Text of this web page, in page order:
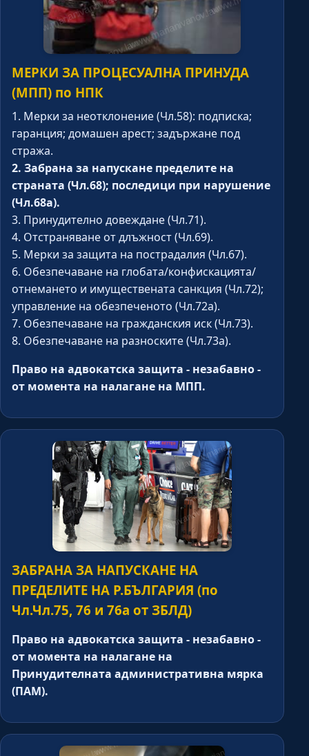
МЕРКИ ЗА ПРОЦЕСУАЛНА ПРИНУДА
(МПП) по НПК
1. Мерки за неотклонение (Чл.58): подписка;
гаранция; домашен арест; задържане под
стража.
2. Забрана за напускане пределите на
страната (Чл.68); последици при нарушение
(Чл.68а).
3. Принудително довеждане (Чл.71).
4. Отстраняване от длъжност (Чл.69).
5. Мерки за защита на пострадалия (Чл.67).
6. Обезпечаване на глобата/конфискацията/
отнемането и имуществената санкция (Чл.72);
управление на обезпеченото (Чл.72а).
7. Обезпечаване на гражданския иск (Чл.73).
8. Обезпечаване на разноските (Чл.73а).
Право на адвокатска защита - незабавно -
от момента на налагане на МПП.
ЗАБРАНА ЗА НАПУСКАНЕ НА
ПРЕДЕЛИТЕ НА Р.БЪЛГАРИЯ (по
Чл.Чл.75, 76 и 76а от ЗБЛД)
Право на адвокатска защита - незабавно -
от момента на налагане на
Принудителната административна мярка
(ПАМ).